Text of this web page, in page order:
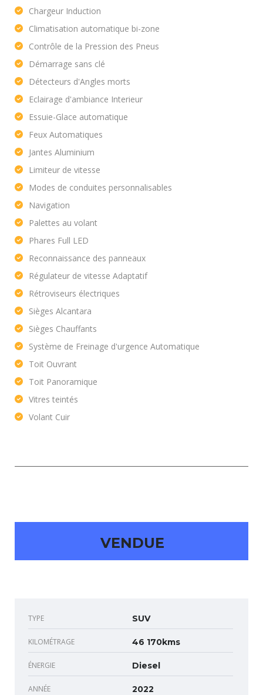
Chargeur Induction
Climatisation automatique bi-zone
Contrôle de la Pression des Pneus
Démarrage sans clé
Détecteurs d'Angles morts
Eclairage d'ambiance Interieur
Essuie-Glace automatique
Feux Automatiques
Jantes Aluminium
Limiteur de vitesse
Modes de conduites personnalisables
Navigation
Palettes au volant
Phares Full LED
Reconnaissance des panneaux
Régulateur de vitesse Adaptatif
Rétroviseurs électriques
Sièges Alcantara
Sièges Chauffants
Système de Freinage d'urgence Automatique
Toit Ouvrant
Toit Panoramique
Vitres teintés
Volant Cuir
VENDUE
TYPE SUV
KILOMÉTRAGE 46 170kms
ÉNERGIE Diesel
ANNÉE 2022